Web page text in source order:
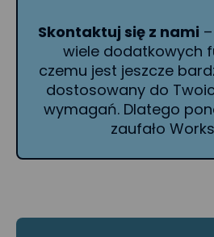
Skontaktuj się z nami
wiele dodatkowych
czemu jest jeszcze
dostosowany do
wymagań. Dlatego
zaufało